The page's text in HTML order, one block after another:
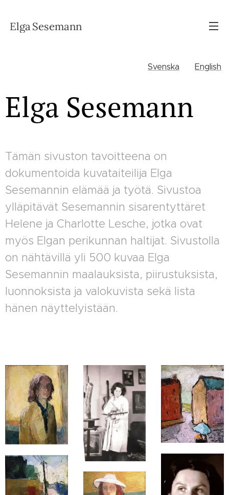
ElgaSesemann
Svenska English
Elga Sesemann
Tämän sivuston tavoitteena on
dokumentoida kuvataiteilija Elga
Sesemannin elämää ja työtä. Sivustoa
ylläpitävät Sesemannin sisarentyttäret
Helene ja Charlotte Lesche, jotka ovat
myös Elgan perikunnan haltijat. Sivustolla
on nähtävillä yli 500 kuvaa Elga
Sesemannin maalauksista, piirustuksista,
luonnoksista ja valokuvista sekä lista
hänen näyttelyistään.